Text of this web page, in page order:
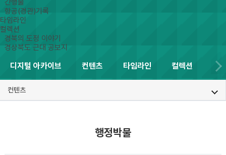
간행물
항공(경관)기록
타임라인
컬렉션
경북의 도정 이야기
경상북도 근대 공보지
디지털 아카이브 컨텐츠 타임라인 컬렉션
컨텐츠
행정박물